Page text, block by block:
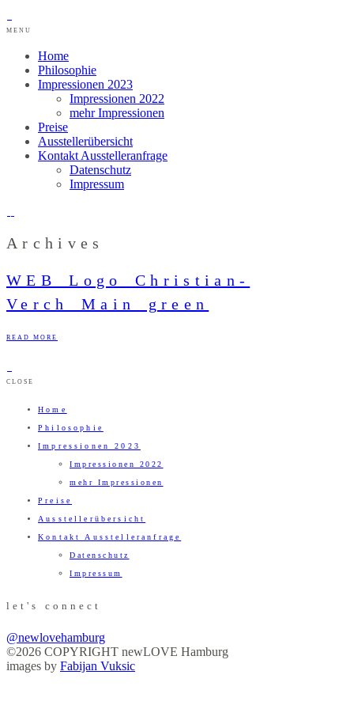
MENU
Home
Philosophie
Impressionen 2023
Impressionen 2022
mehr Impressionen
Preise
Ausstellerübersicht
Kontakt Ausstelleranfrage
Datenschutz
Impressum
Archives
WEB_Logo_Christian-
Verch_Main_green
READ MORE
CLOSE
Home
Philosophie
Impressionen 2023
Impressionen 2022
mehr Impressionen
Preise
Ausstellerübersicht
Kontakt Ausstelleranfrage
Datenschutz
Impressum
let's connect
@newlovehamburg
©2026 COPYRIGHT newLOVE Hamburg
images by Fabijan Vuksic